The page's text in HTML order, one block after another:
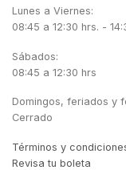
Lunes a Viernes:
08:45 a 12:30 hrs. -
Sábados:
08:45 a 12:30 hrs
Domingos, feriados y
Cerrado
Términos y
Revisa tu boleta